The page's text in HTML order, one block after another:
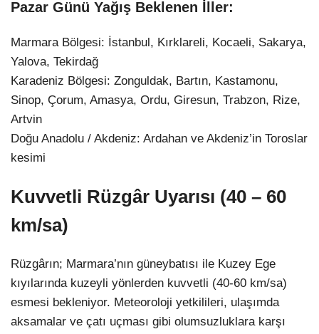
Pazar Günü Yağış Beklenen İller:
Marmara Bölgesi: İstanbul, Kırklareli, Kocaeli, Sakarya,
Yalova, Tekirdağ
Karadeniz Bölgesi: Zonguldak, Bartın, Kastamonu,
Sinop, Çorum, Amasya, Ordu, Giresun, Trabzon, Rize,
Artvin
Doğu Anadolu / Akdeniz: Ardahan ve Akdeniz’in Toroslar
kesimi
Kuvvetli Rüzgâr Uyarısı (40 – 60
km/sa)
Rüzgârın; Marmara’nın güneybatısı ile Kuzey Ege
kıyılarında kuzeyli yönlerden kuvvetli (40-60 km/sa)
esmesi bekleniyor. Meteoroloji yetkilileri, ulaşımda
aksamalar ve çatı uçması gibi olumsuzluklara karşı